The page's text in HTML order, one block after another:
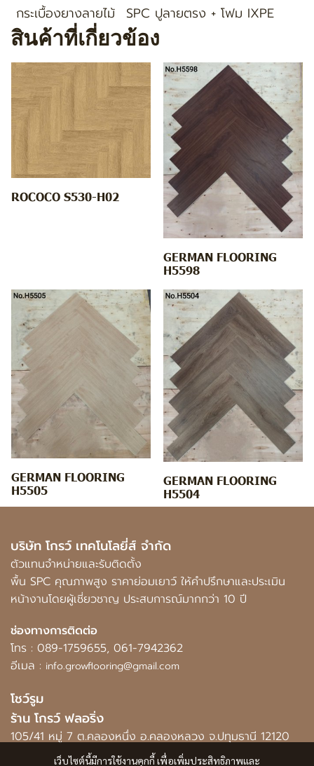
กระเบื้องยางลายไม้ SPC ปูลายตรง + โฟม IXPE
สินค้าที่เกี่ยวข้อง
ROCOCO S530-H02
GERMAN FLOORING
H5598
GERMAN FLOORING
H5505
GERMAN FLOORING
H5504
เว็บไซต์นี้มีการใช้งานคุกกี้ เพื่อเพิ่มประสิทธิภาพและ
บริษัท โกรว์ เทคโนโลยี่ส์ จำกัด
ตัวแทนจำหน่ายและรับติดตั้ง
พื้น SPC คุณภาพสูง ราคาย่อมเยาว์ ให้คำปรึกษาและประเมิน
หน้างานโดยผู้เชี่ยวชาญ ประสบการณ์มากกว่า 10 ปี
ช่องทางการติดต่อ
โทร : 089-1759655, 061-7942362
อีเมล : info.growflooring@gmail.com
โชว์รูม
ร้าน โกรว์ ฟลอริ่ง
105/41 หมู่ 7 ต.คลองหนึ่ง อ.คลองหลวง จ.ปทุมธานี 12120